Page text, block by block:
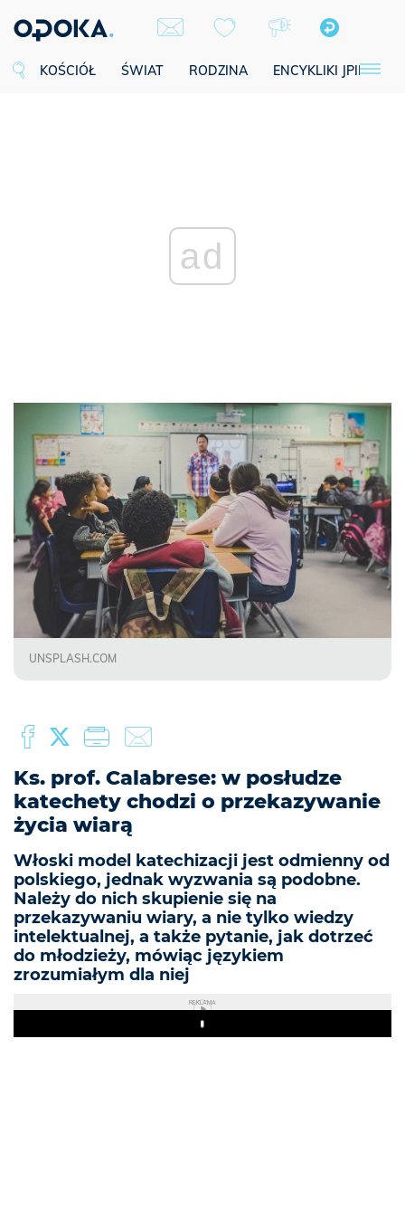
KOŚCIÓŁ ŚWIAT RODZINA ENCYKLIKI JPII
ad
UNSPLASH.COM
Ks. prof. Calabrese: w posłudze
katechety chodzi o przekazywanie
życia wiarą
Włoski model katechizacji jest odmienny od
polskiego, jednak wyzwania są podobne.
Należy do nich skupienie się na
przekazywaniu wiary, a nie tylko wiedzy
intelektualnej, a także pytanie, jak dotrzeć
do młodzieży, mówiąc językiem
zrozumiałym dla niej
REKLAMA
Play